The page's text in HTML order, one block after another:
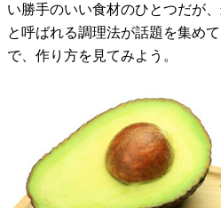
い勝手のいい食材のひとつだが
と呼ばれる調理法が話題を集め
で、作り方を見てみよう。